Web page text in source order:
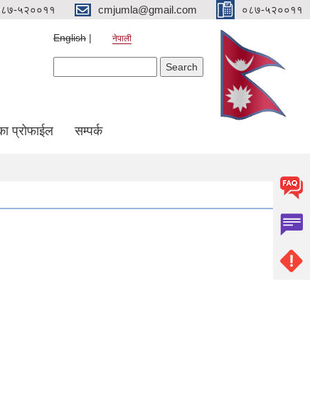
५२००११ cmjumla@gmail.com ०८७-५२००११
English नेपाली
प्रोफाईल सम्पर्क